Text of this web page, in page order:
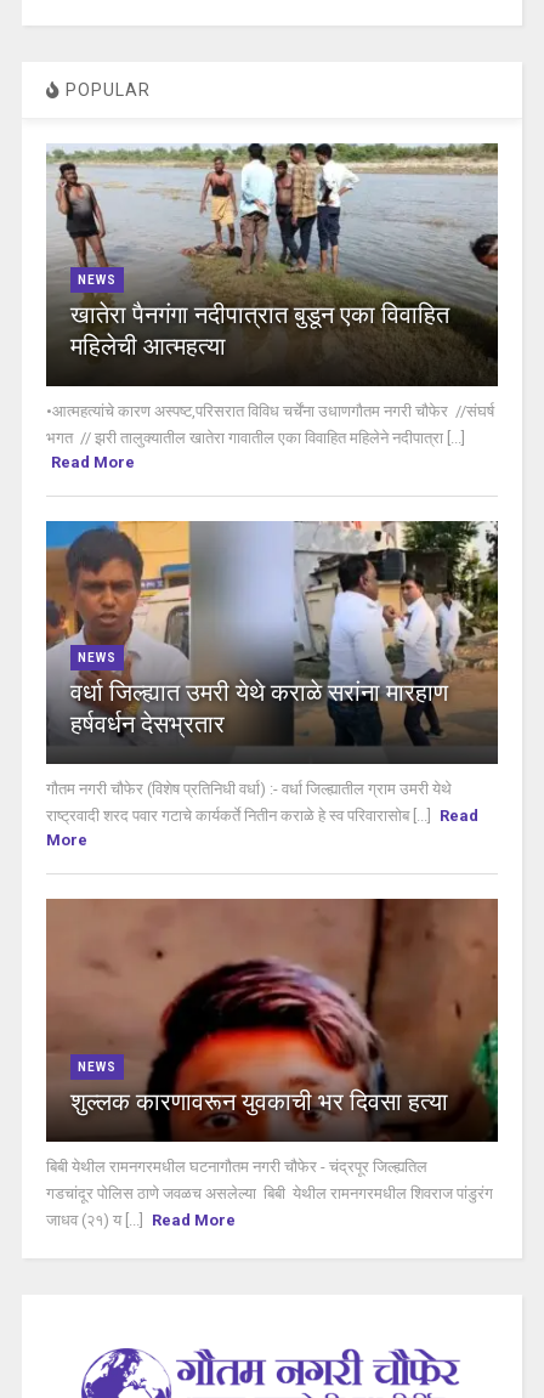
POPULAR
NEWS
खातेरा पैनगंगा नदीपात्रात बुडून एका विवाहित
महिलेची आत्महत्या
•आत्महत्यांचे कारण अस्पष्ट,परिसरात विविध चर्चेंना उधाणगौतम नगरी चौफेर //संघर्ष
भगत // झरी तालुक्यातील खातेरा गावातील एका विवाहित महिलेने नदीपात्रा [...]
Read More
NEWS
वर्धा जिल्ह्यात उमरी येथे कराळे सरांना मारहाण
हर्षवर्धन देसभ्रतार
गौतम नगरी चौफेर (विशेष प्रतिनिधी वर्धा) :- वर्धा जिल्ह्यातील ग्राम उमरी येथे
राष्ट्रवादी शरद पवार गटाचे कार्यकर्ते नितीन कराळे हे स्व परिवारासोब [...]
Read
More
NEWS
शुल्लक कारणावरून युवकाची भर दिवसा हत्या
बिबी येथील रामनगरमधील घटनागौतम नगरी चौफेर - चंद्रपूर जिल्ह्यतिल
गडचांदूर पोलिस ठाणे जवळच असलेल्या बिबी येथील रामनगरमधील शिवराज पांडुरंग
जाधव (२१) य [...]
Read More